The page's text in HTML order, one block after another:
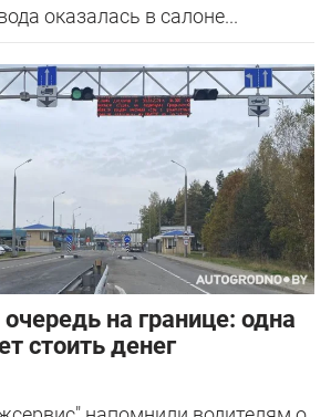
оказалась в салоне...
на границе: одна
стоить денег